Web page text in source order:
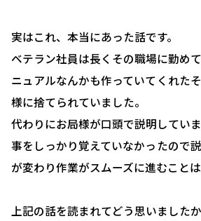
実はこれ、本当にあった話です。
ベテラン社員は長くその職場に勤め
ニュアルなんかも作っていてくれた
様に捨てられていました。
代わりにお局様が口頭で説明してい
事をしっかり覚えていなかったので
が変わり作業がスムーズに進むこと
上記の話を読まれてどう思いました